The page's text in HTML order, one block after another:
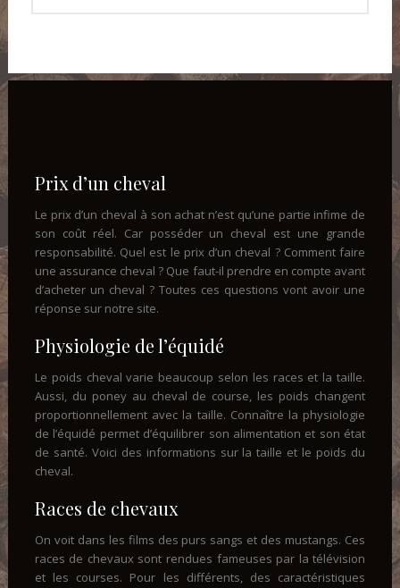
Prix d’un cheval
Le prix d’un cheval à son achat n’est qu’une partie infime de
son coût réel. Car posséder un cheval est une grande
responsabilité. Quel est le prix d’un cheval ? Comment faire
une assurance cheval ? Que faut-il prendre en compte avant
d’acheter un cheval ? Toutes ces questions vont avoir une
réponse sur notre site.
Physiologie de l’équidé
Le poids cheval varie beaucoup selon les races et la taille.
Aussi, du poney au cheval de course, les poids changent
proportionnellement avec la taille. Connaître la physiologie
de l’équidé permet d’équilibrer son alimentation et son état
de santé. Voici des informations sur la taille et le poids du
cheval.
Races de chevaux
On voit dans les films des purs sangs et des mustangs. Ces
races de chevaux sont rendues fameuses par la télévision
et les courses. Pour les différents, des caractéristiques